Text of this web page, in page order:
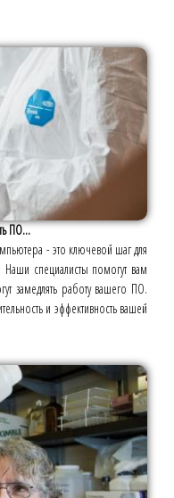
ПО...
- это ключевой шаг для
специалисты помогут вам
замедлять работу вашего ПО.
и эффективность вашей